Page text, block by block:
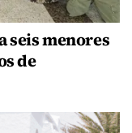
seis menores
de